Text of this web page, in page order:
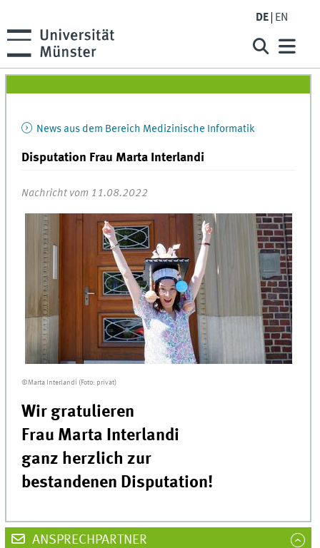
DE EN
News aus dem Bereich Medizinische Informatik
Disputation Frau Marta Interlandi
Nachricht vom 11.08.2022
©Marta Interlandi (Foto: privat)
Wir gratulieren
Frau Marta Interlandi
ganz herzlich zur
bestandenen Disputation!
ANSPRECHPARTNER